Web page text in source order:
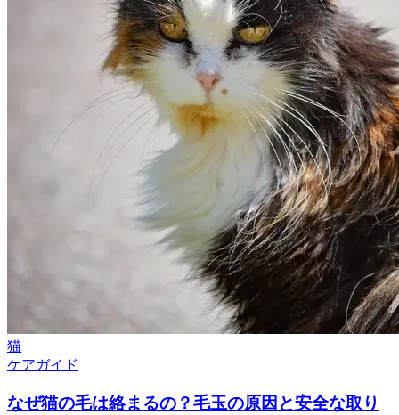
猫
ケアガイド
なぜ猫の毛は絡まるの？毛玉の原因と安全な取り